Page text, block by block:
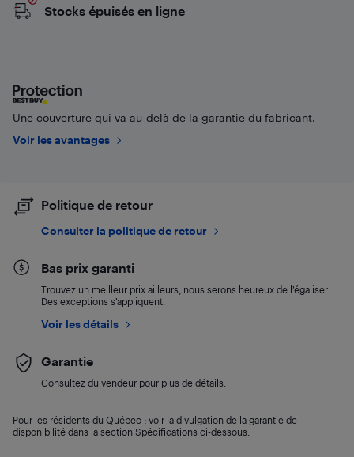
Stocks épuisés en ligne
Une couverture qui va au-delà de la garantie du fabricant.
Voir les avantages
Politique de retour
Consulter la politique de retour
Bas prix garanti
Trouvez un meilleur prix ailleurs, nous serons heureux de l’égaliser.
Des exceptions s’appliquent.
Voir les détails
Garantie
Consultez du vendeur pour plus de détails.
Pour les résidents du Québec : voir la divulgation de la garantie de
disponibilité dans la section Spécifications ci-dessous.